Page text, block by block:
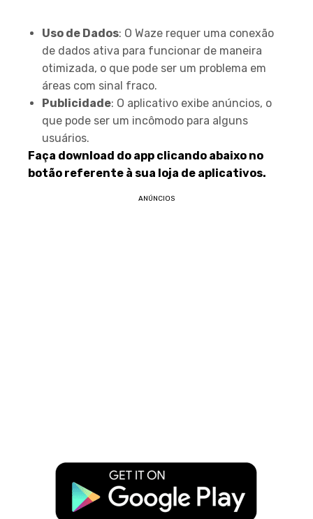
Uso de Dados: O Waze requer uma conexão
de dados ativa para funcionar de maneira
otimizada, o que pode ser um problema em
áreas com sinal fraco.
Publicidade: O aplicativo exibe anúncios, o
que pode ser um incômodo para alguns
usuários.
Faça download do app clicando abaixo no
botão referente à sua loja de aplicativos.
ANÚNCIOS